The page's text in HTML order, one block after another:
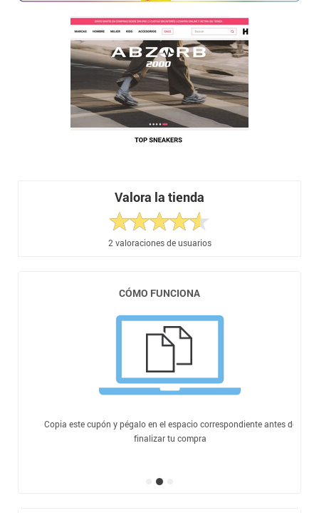
Valora la tienda
2 valoraciones de usuarios
CÓMO FUNCIONA
Copia este cupón y pégalo en el espacio correspondiente antes de
finalizar tu compra